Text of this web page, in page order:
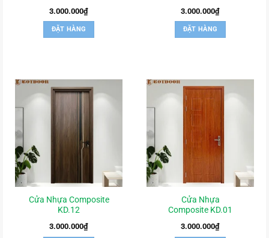
3.000.000₫
ĐẶT HÀNG
3.000.000₫
ĐẶT HÀNG
Cửa Nhựa Composite
KD.12
3.000.000₫
Cửa Nhựa
Composite KD.01
3.000.000₫